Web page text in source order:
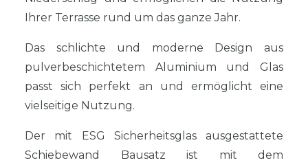
Ihrer Terrasse rund um das ganze Jahr.
Das schlichte und moderne Design aus
pulverbeschichtetem Aluminium und Glas
passt sich perfekt an und ermöglicht eine
vielseitige Nutzung.
Der mit ESG Sicherheitsglas ausgestattete
Schiebewand Bausatz ist mit dem